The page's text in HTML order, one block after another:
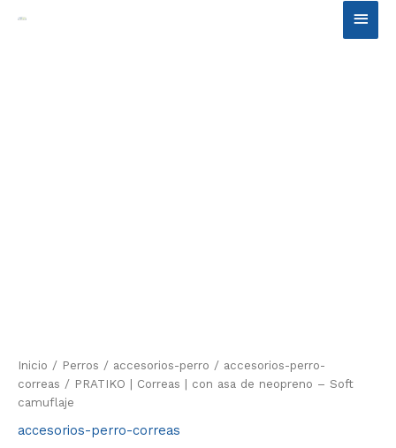
Inicio / Perros / accesorios-perro / accesorios-perro-
correas / PRATIKO | Correas | con asa de neopreno – Soft
camuflaje
accesorios-perro-correas